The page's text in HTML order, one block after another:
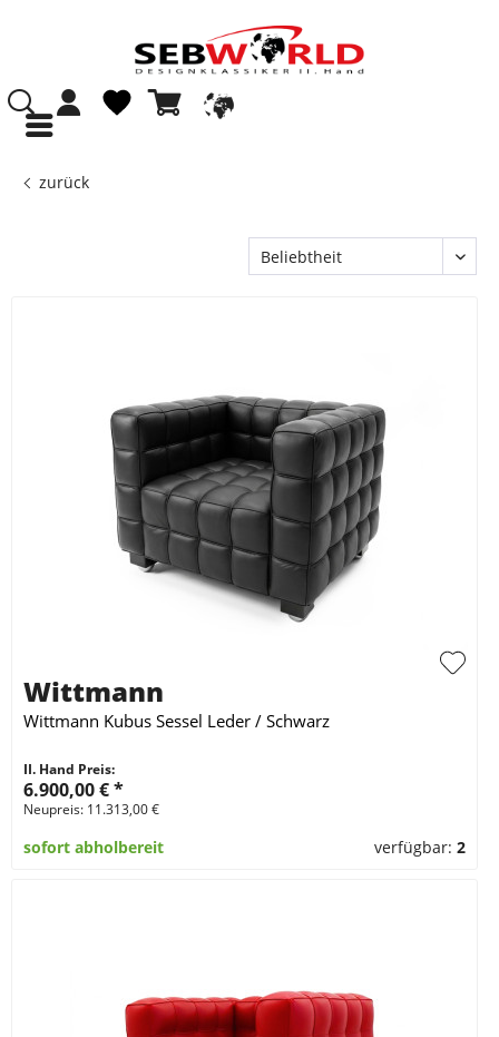
zurück
Wittmann
Wittmann Kubus Sessel Leder / Schwarz
II. Hand Preis:
6.900,00 €*
Neupreis: 11.313,00 €
sofort abholbereit verfügbar:2